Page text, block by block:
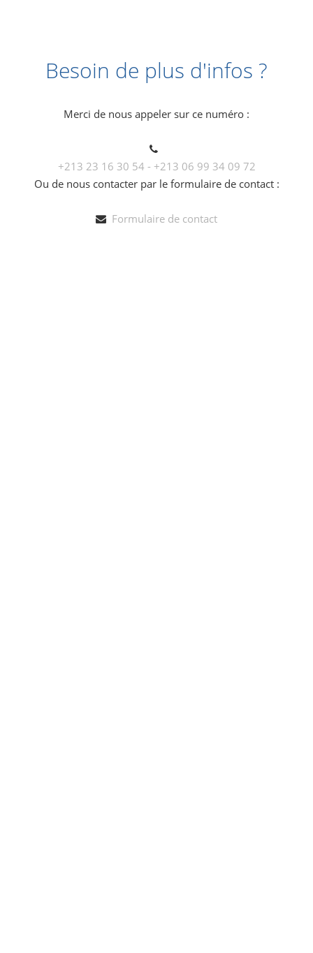
Besoin de plus d'infos ?
Merci de nous appeler sur ce numéro :
+213 23 16 30 54 - +213 06 99 34 09 72
Ou de nous contacter par le formulaire de contact :
Formulaire de contact